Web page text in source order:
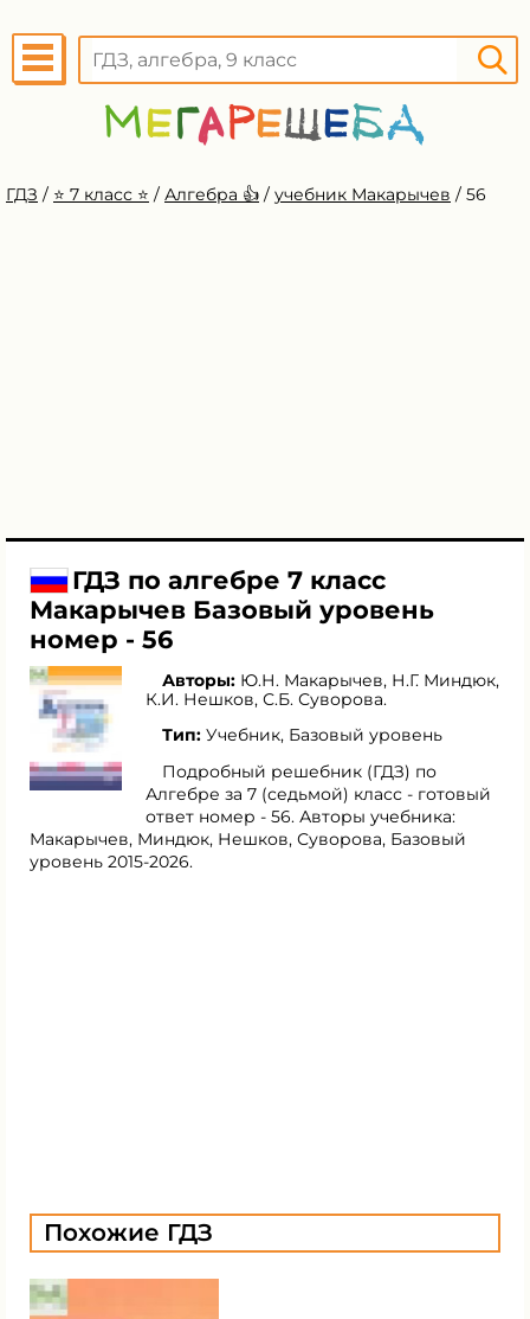
ГДЗ / ⭐️ 7 класс ⭐️ / Алгебра 👍 / учебник Макарычев / 56
ГДЗ по алгебре 7 класс
Макарычев Базовый уровень
номер - 56
Авторы: Ю.Н. Макарычев, Н.Г. Миндюк,
К.И. Нешков, С.Б. Суворова.
Тип: Учебник, Базовый уровень
Подробный решебник (ГДЗ) по
Алгебре за 7 (седьмой) класс - готовый
ответ номер - 56. Авторы учебника:
Макарычев, Миндюк, Нешков, Суворова, Базовый
уровень 2015-2026.
Похожие ГДЗ